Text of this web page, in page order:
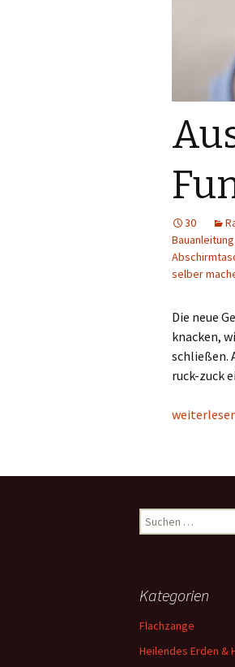
30
Bauanleitung
selber
Die neue
knacken,
schließen.
ruck-zuck
Suchen
nach:
Kategorien
Flachzange
Heilendes Erden &